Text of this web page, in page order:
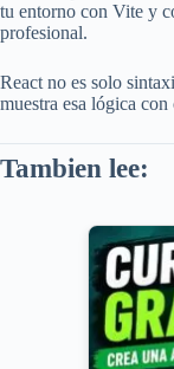
tu entorno con Vite y
profesional.
React no es solo
muestra esa lógica
Tambien lee: